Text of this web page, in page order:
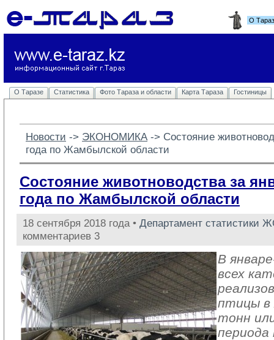
О
О Таразе Статистика Фото Тараза и области Карта Тараза Гостиницы
Новости -> ЭКОНОМИКА -> Состояние
года по Жамбылской области
Состояние животноводства за
года по Жамбылской области
18 сентября 2018 года • Департамент статистики
комментариев 3
В
всех
птицы в
тонн
периода